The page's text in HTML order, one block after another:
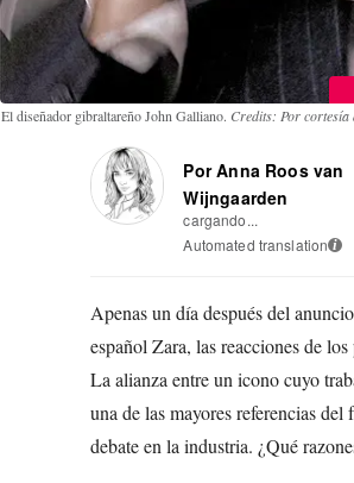
El diseñador gibraltareño John Galliano. Credits: Por cortesía
Por Anna Roos van
Wijngaarden
cargando...
Automated translation i
Apenas un día después del
español Zara, las reacciones de
La alianza entre un icono cuyo
una de las mayores referencias
debate en la industria. ¿Qué